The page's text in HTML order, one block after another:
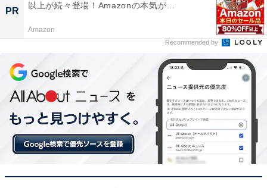
PR
以上が続々登場！Amazonの本気が...
Amazon
Recommended by